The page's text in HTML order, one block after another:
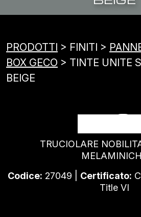
PRODOTTI > FINITI >
BOX GECO > TINTE UNITE
BEIGE
BEIGE
TRUCIOLARE
Codice: 27049 | Certificato:
Title VI